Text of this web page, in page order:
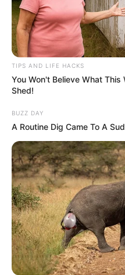
TIPS AND LIFE HACKS
You Won't Believe What This
Shed!
BUZZ DAY
A Routine Dig Came To A